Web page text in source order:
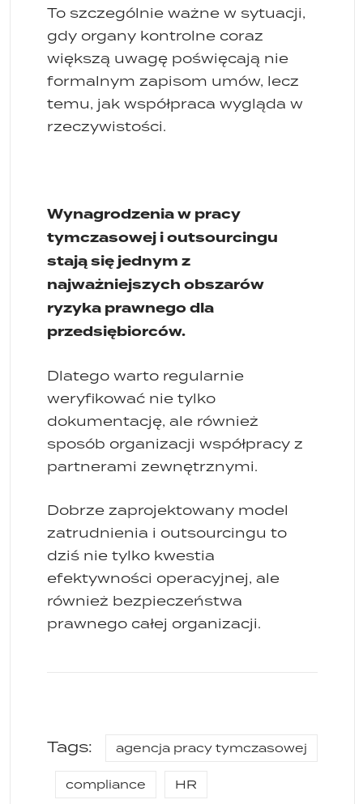
To szczególnie ważne w sytuacji,
gdy organy kontrolne coraz
większą uwagę poświęcają nie
formalnym zapisom umów, lecz
temu, jak współpraca wygląda w
rzeczywistości.
Wynagrodzenia w pracy
tymczasowej i outsourcingu
stają się jednym z
najważniejszych obszarów
ryzyka prawnego dla
przedsiębiorców.
Dlatego warto regularnie
weryfikować nie tylko
dokumentację, ale również
sposób organizacji współpracy z
partnerami zewnętrznymi.
Dobrze zaprojektowany model
zatrudnienia i outsourcingu to
dziś nie tylko kwestia
efektywności operacyjnej, ale
również bezpieczeństwa
prawnego całej organizacji.
Tags: agencja pracy tymczasowej
compliance HR